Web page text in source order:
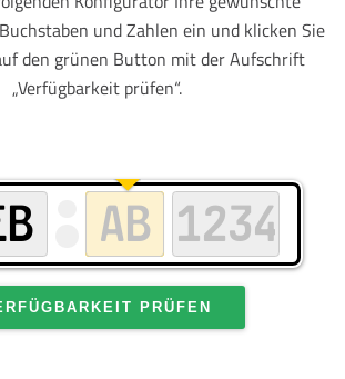
und Zahlen ein und klicken Sie
den grünen Button mit der Aufschrift
„Verfügbarkeit prüfen“.
PRÜFEN